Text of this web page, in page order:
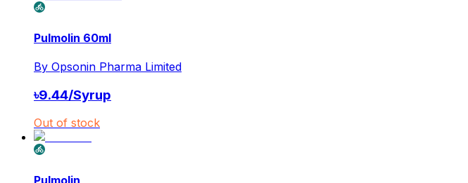
Pulmolin 60ml
By Opsonin Pharma Limited
৳9.44/Syrup
Out of stock
Pulmolin